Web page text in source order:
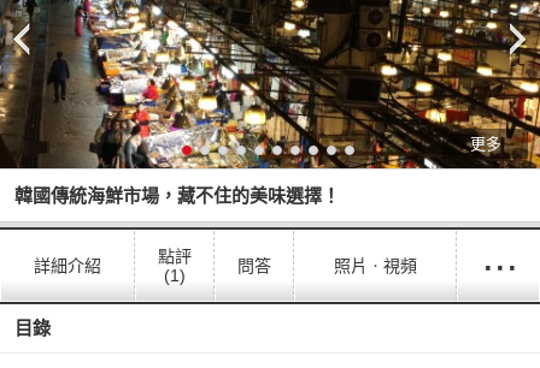
更多
韓國傳統海鮮市場，藏不住的美味選擇！
詳細介紹
點評
(1)
問答 照片ㆍ視頻 ···
目錄